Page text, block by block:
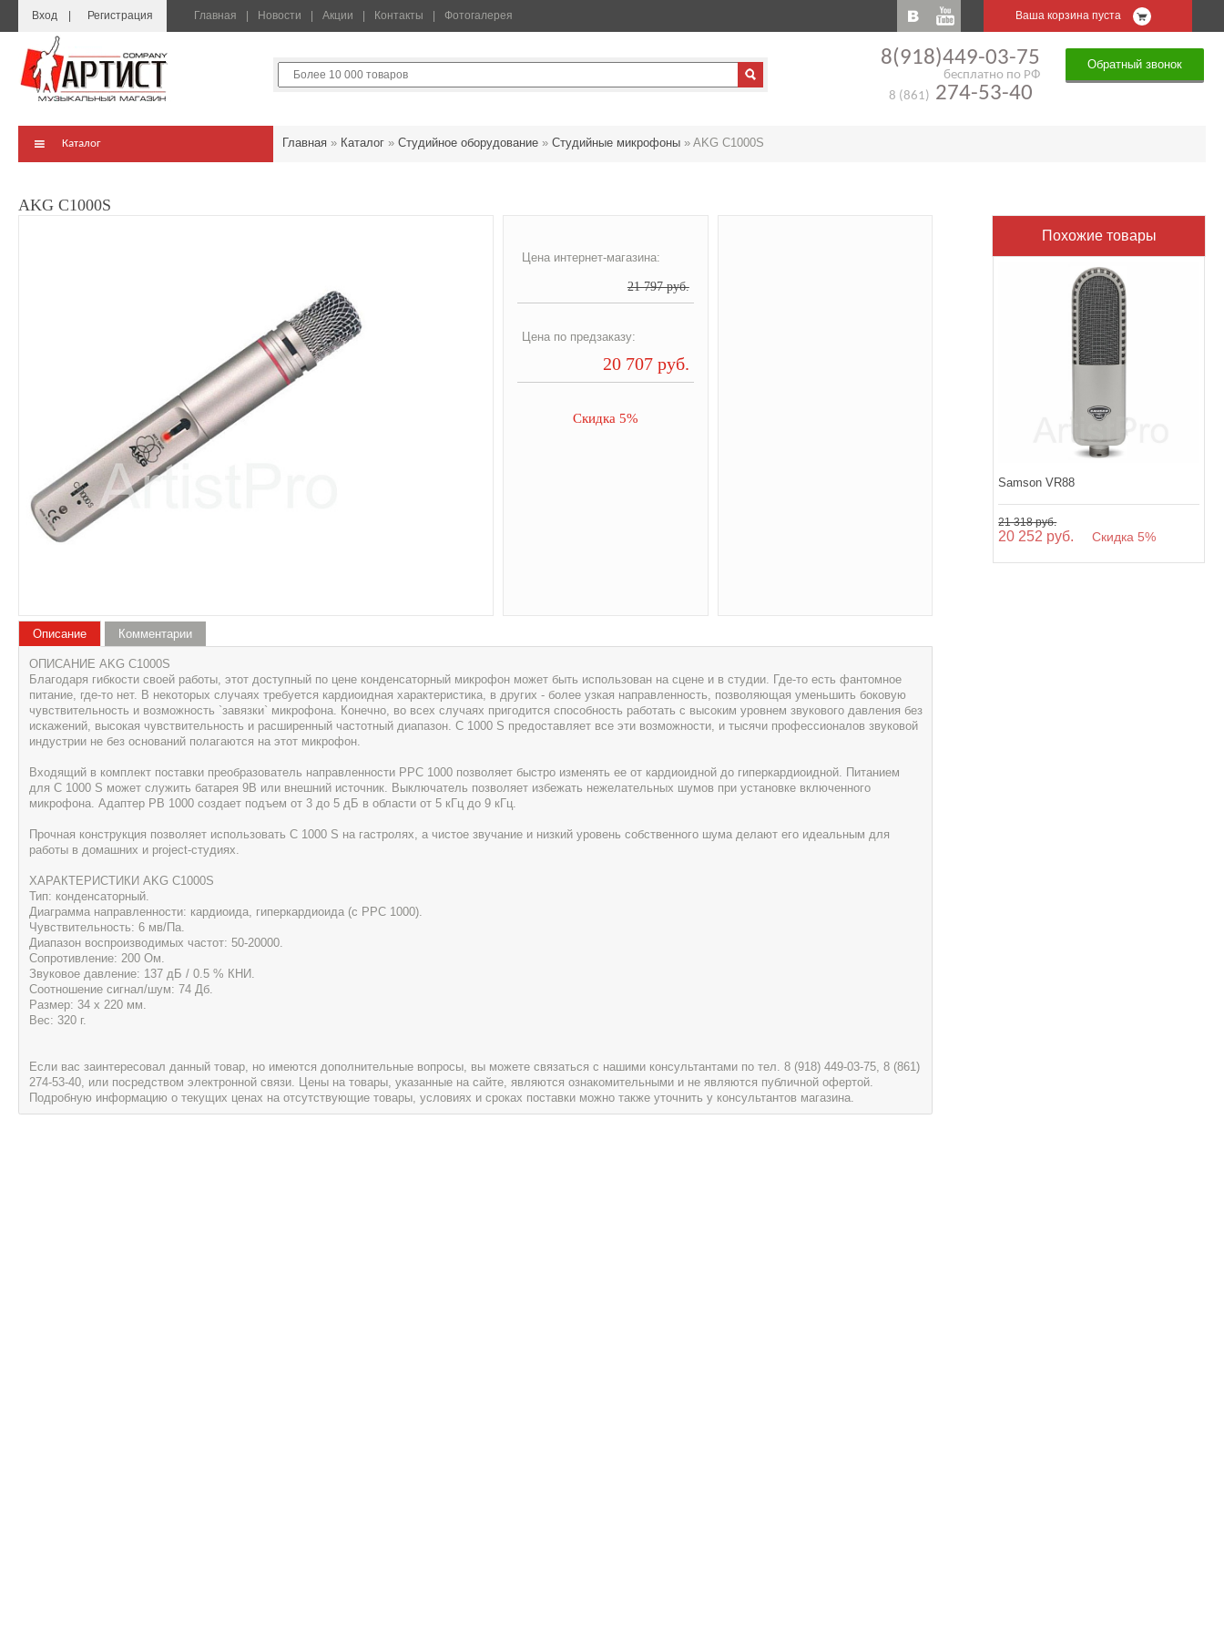
Вход Регистрация Главная Новости Акции Контакты Фотогалерея Ваша корзина пуста
8(918)449-03-75
бесплатно по РФ
8 (861) 274-53-40
Обратный звонок
Каталог Главная » Каталог » Студийное оборудование » Студийные микрофоны » AKG C1000S
AKG C1000S
Цена интернет-магазина:
21 797 руб.
Цена по предзаказу:
20 707 руб.
Скидка 5%
Похожие товары
Samson VR88
21 318 руб.
20 252 руб. Скидка 5%
Описание
ОПИСАНИЕ AKG C1000S
Благодаря гибкости своей работы, этот доступный по цене конденсаторный микрофон может быть использован на сцене и в студии. Где-то есть фантомное
питание, где-то нет. В некоторых случаях требуется кардиоидная характеристика, в других - более узкая направленность, позволяющая уменьшить боковую
чувствительность и возможность `завязки` микрофона. Конечно, во всех случаях пригодится способность работать с высоким уровнем звукового давления без
искажений, высокая чувствительность и расширенный частотный диапазон. С 1000 S предоставляет все эти возможности, и тысячи профессионалов звуковой
индустрии не без оснований полагаются на этот микрофон.
Входящий в комплект поставки преобразователь направленности РРС 1000 позволяет быстро изменять ее от кардиоидной до гиперкардиоидной. Питанием
для С 1000 S может служить батарея 9В или внешний источник. Выключатель позволяет избежать нежелательных шумов при установке включенного
микрофона. Адаптер РВ 1000 создает подъем от 3 до 5 дБ в области от 5 кГц до 9 кГц.
Прочная конструкция позволяет использовать С 1000 S на гастролях, а чистое звучание и низкий уровень собственного шума делают его идеальным для
работы в домашних и project-студиях.
ХАРАКТЕРИСТИКИ AKG C1000S
Тип: конденсаторный.
Диаграмма направленности: кардиоида, гиперкардиоида (с PPC 1000).
Чувствительность: 6 мв/Па.
Диапазон воспроизводимых частот: 50-20000.
Сопротивление: 200 Ом.
Звуковое давление: 137 дБ / 0.5 % КНИ.
Соотношение сигнал/шум: 74 Дб.
Размер: 34 х 220 мм.
Вес: 320 г.
Если вас заинтересовал данный товар, но имеются дополнительные вопросы, вы можете связаться с нашими консультантами по тел. 8 (918) 449-03-75, 8 (861)
274-53-40, или посредством электронной связи. Цены на товары, указанные на сайте, являются ознакомительными и не являются публичной офертой.
Подробную информацию о текущих ценах на отсутствующие товары, условиях и сроках поставки можно также уточнить у консультантов магазина.
Комментарии